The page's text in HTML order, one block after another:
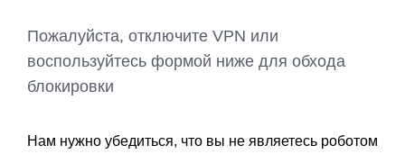
Пожалуйста, отключите VPN или
воспользуйтесь формой ниже для обхода
блокировки
Нам нужно убедиться, что вы не являетесь роботом